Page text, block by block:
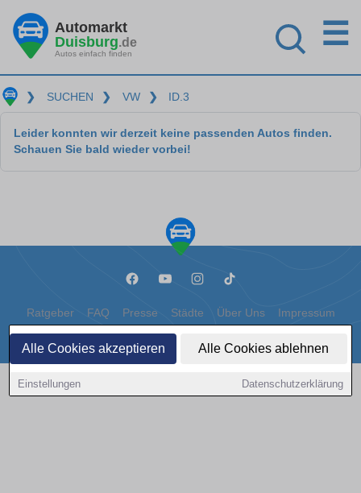
Alle Cookies akzeptieren Alle Cookies ablehnen
Einstellungen Datenschutzerklärung
Automarkt
Duisburg.de
Autos einfach finden
☰
❯ SUCHEN ❯ VW ❯ ID.3
Leider konnten wir derzeit keine passenden Autos finden.
Schauen Sie bald wieder vorbei!
Ratgeber FAQ Presse Städte Über Uns Impressum
Datenschutz Cookies
Copyright © 2000 - 2026 | 1A Infosysteme GmbH | Content by: 1a-sites-autos